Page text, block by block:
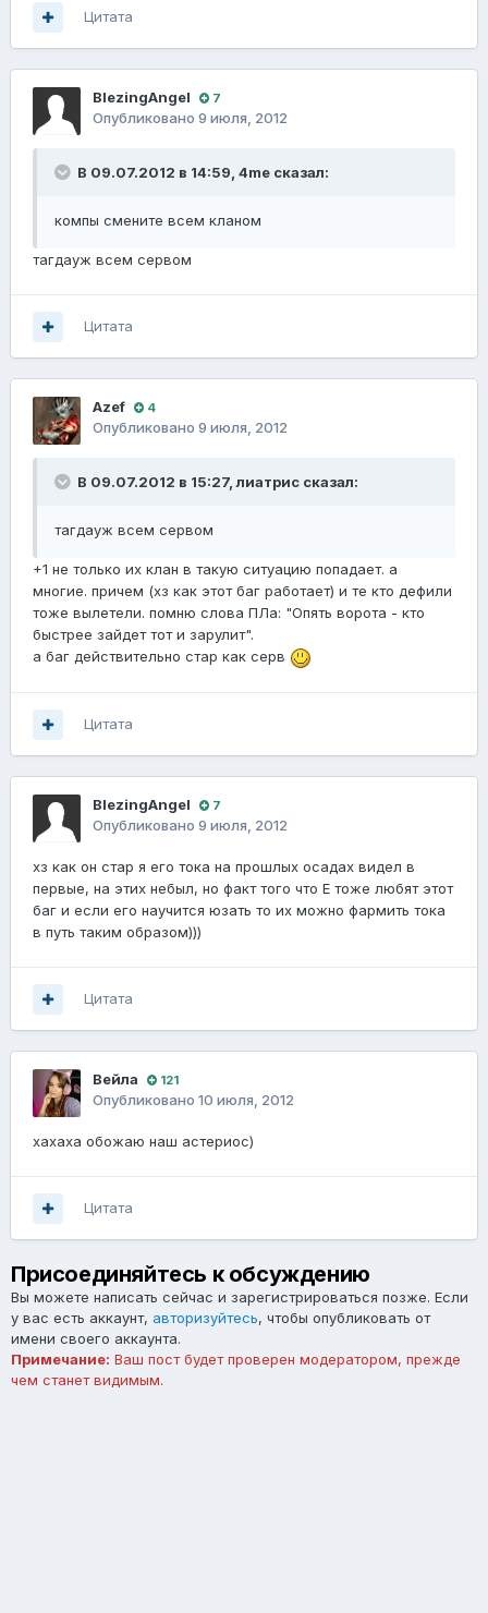
Цитата
BlezingAngel 7
Опубликовано 9 июля, 2012
В 09.07.2012 в 14:59, 4me сказал:
компы смените всем кланом
тагдауж всем сервом
Цитата
Azef 4
Опубликовано 9 июля, 2012
В 09.07.2012 в 15:27, лиатрис сказал:
тагдауж всем сервом
+1 не только их клан в такую ситуацию попадает. а
многие. причем (хз как этот баг работает) и те кто дефили
тоже вылетели. помню слова ПЛа: "Опять ворота - кто
быстрее зайдет тот и зарулит".
а баг действительно стар как серв
Цитата
BlezingAngel 7
Опубликовано 9 июля, 2012
хз как он стар я его тока на прошлых осадах видел в
первые, на этих небыл, но факт того что Е тоже любят этот
баг и если его научится юзать то их можно фармить тока
в путь таким образом)))
Цитата
Вейла 121
Опубликовано 10 июля, 2012
хахаха обожаю наш астериос)
Цитата
Присоединяйтесь к обсуждению
Вы можете написать сейчас и зарегистрироваться позже. Если
у вас есть аккаунт, авторизуйтесь, чтобы опубликовать от
имени своего аккаунта.
Примечание: Ваш пост будет проверен модератором, прежде
чем станет видимым.